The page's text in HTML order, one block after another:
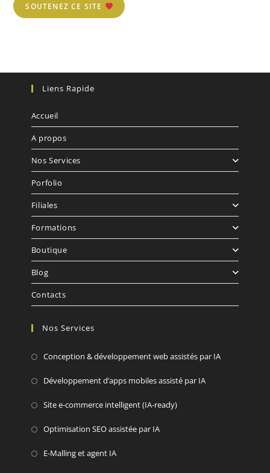
SOUTENEZ CE SITE
Liens Rapide
Accueil
A propos
Nos Services
Porfolio
Filiales
Formations
Boutique
Blog
Contacts
Nos Services
Conception & développement web assistés par IA
Développement d’apps mobiles assisté par IA
Site e-commerce intelligent (IA-ready)
Optimisation SEO assistée par IA
E-Malling et agent IA